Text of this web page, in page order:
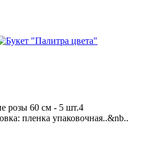
розы 60 см - 5 шт.4
пленка упаковочная..&nb..